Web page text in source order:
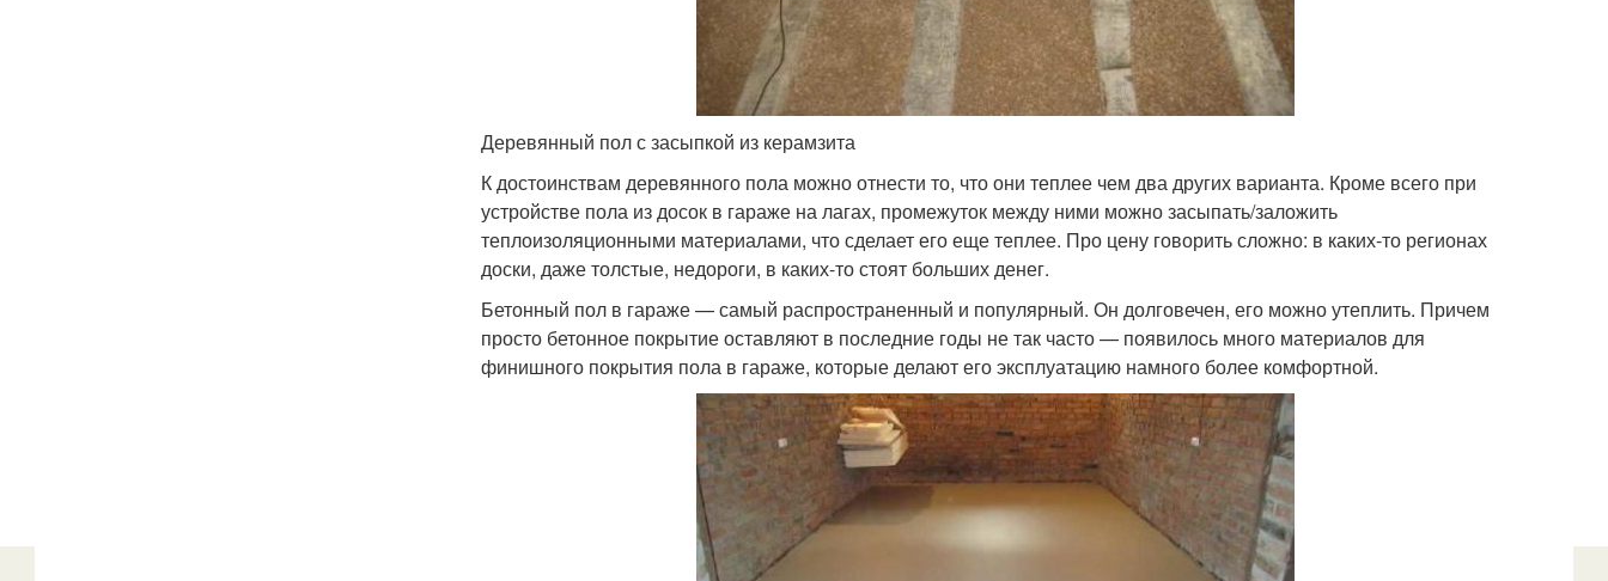
Деревянный пол с засыпкой из керамзита
К достоинствам деревянного пола можно отнести то, что они теплее чем два других варианта. Кроме всего при
устройстве пола из досок в гараже на лагах, промежуток между ними можно засыпать/заложить
теплоизоляционными материалами, что сделает его еще теплее. Про цену говорить сложно: в каких-то регионах
доски, даже толстые, недороги, в каких-то стоят больших денег.
Бетонный пол в гараже — самый распространенный и популярный. Он долговечен, его можно утеплить. Причем
просто бетонное покрытие оставляют в последние годы не так часто — появилось много материалов для
финишного покрытия пола в гараже, которые делают его эксплуатацию намного более комфортной.